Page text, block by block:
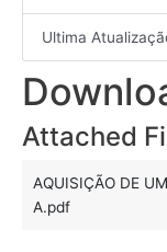
Ultima
Attached
AQUISIÇÃO DE
A.pdf